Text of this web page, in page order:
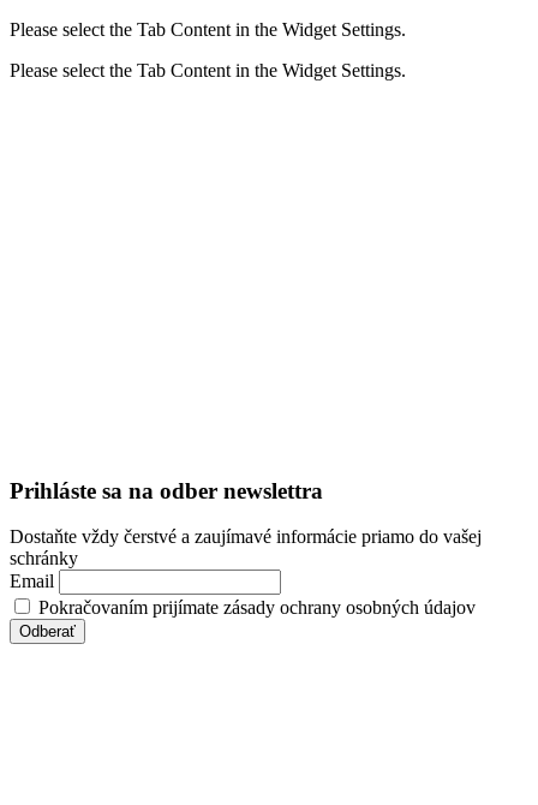
Please select the Tab Content in the Widget Settings.
Please select the Tab Content in the Widget Settings.
Prihláste sa na odber newslettra
Dostaňte vždy čerstvé a zaujímavé informácie priamo do vašej
schránky
Email
Pokračovaním prijímate zásady ochrany osobných údajov